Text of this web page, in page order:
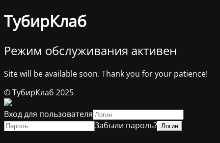
ТубирКлаб
Режим обслуживания активен
Site will be available soon. Thank you for your patience!
© ТубирКлаб 2025
Вход для пользователя
Забыли пароль?